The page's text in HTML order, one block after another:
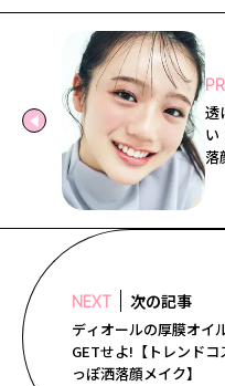
透
い
落
NEXT 次の記事
ディオールの厚膜オイ
GETせよ!【トレンドコ
っぽ洒落顔メイク】